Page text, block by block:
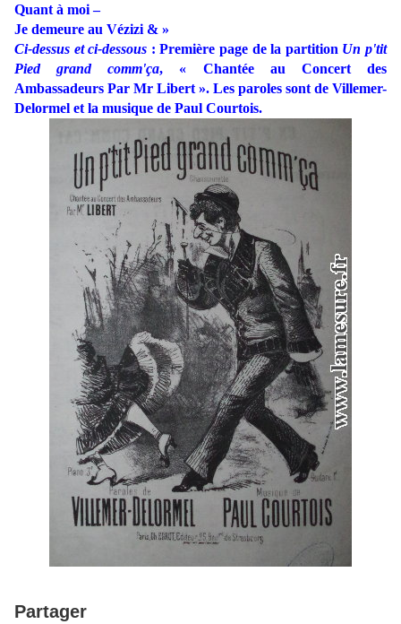
Quant à moi –
Je demeure au Vézizi & »
Ci-dessus et ci-dessous : Première page de la partition Un p'tit
Pied grand comm'ça, « Chantée au Concert des
Ambassadeurs Par Mr Libert ». Les paroles sont de Villemer-
Delormel et la musique de Paul Courtois.
Partager